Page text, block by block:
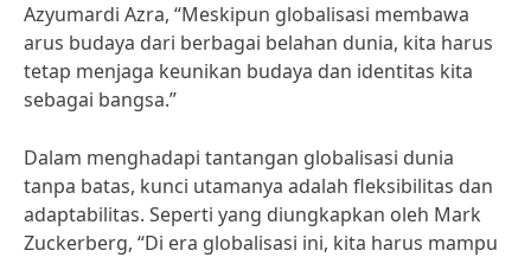
Azyumardi Azra, “Meskipun globalisasi membawa
arus budaya dari berbagai belahan dunia, kita harus
tetap menjaga keunikan budaya dan identitas kita
sebagai bangsa.”
Dalam menghadapi tantangan globalisasi dunia
tanpa batas, kunci utamanya adalah fleksibilitas dan
adaptabilitas. Seperti yang diungkapkan oleh Mark
Zuckerberg, “Di era globalisasi ini, kita harus mampu